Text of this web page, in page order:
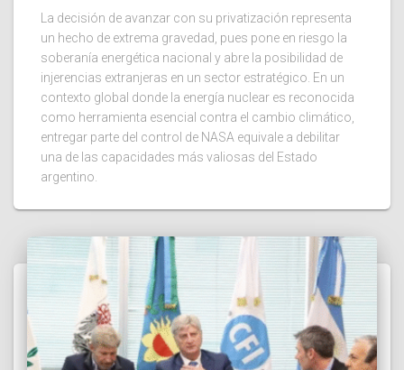
La decisión de avanzar con su privatización representa
un hecho de extrema gravedad, pues pone en riesgo la
soberanía energética nacional y abre la posibilidad de
injerencias extranjeras en un sector estratégico. En un
contexto global donde la energía nuclear es reconocida
como herramienta esencial contra el cambio climático,
entregar parte del control de NASA equivale a debilitar
una de las capacidades más valiosas del Estado
argentino.